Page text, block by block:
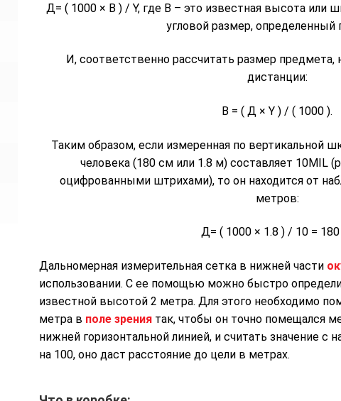
Д= ( 1000 × В ) / Y, где В – это известная высота или
угловой размер, определенный
И, соответственно рассчитать размер предмета,
дистанции:
В = ( Д × Y ) / ( 1000 ).
Таким образом, если измеренная по вертикальной
человека (180 см или 1.8 м) составляет 10MIL
оцифрованными штрихами), то он находится от
метров:
Д= ( 1000 × 1.8 ) / 10 =
Дальномерная измерительная сетка в нижней части
использовании. С ее помощью можно быстро
известной высотой 2 метра. Для этого необходимо
метра в поле зрения так, чтобы он точно помещался
нижней горизонтальной линией, и считать значение
на 100, оно даст расстояние до цели в метрах.